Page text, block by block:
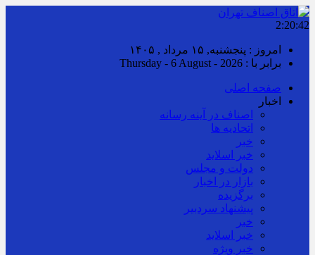
2:20:43
امروز : پنجشنبه, ۱۵ مرداد , ۱۴۰۵
برابر با : Thursday - 6 August - 2026
صفحه اصلی
اخبار
اصناف در آینه رسانه
اتحادیه ها
خبر
خبر اسلايد
دولت و مجلس
بازار در اخبار
برگزیده
پیشنهاد سردبیر
خبر
خبر اسلايد
خبر ویژه